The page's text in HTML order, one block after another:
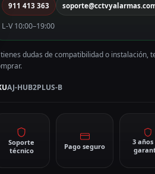
911 413 363
L-V 10:00–19:00
dudas de compatibilidad o instalación,
AJ-HUB2PLUS-B
Soporte
técnico
Pago seguro
3 años